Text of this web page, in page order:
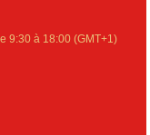
9:30 à 18:00 (GMT+1)